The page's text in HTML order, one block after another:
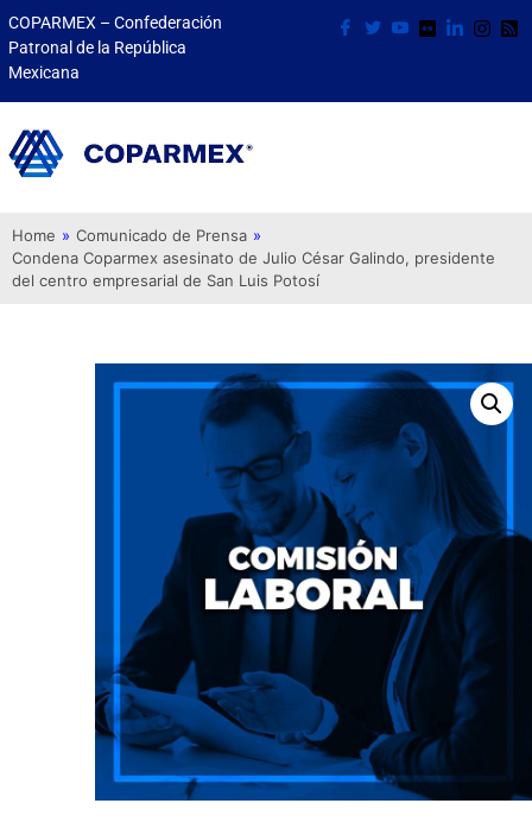
COPARMEX – Confederación
Patronal de la República
Mexicana
Home » Comunicado de Prensa »
Condena Coparmex asesinato de Julio César Galindo, presidente
del centro empresarial de San Luis Potosí